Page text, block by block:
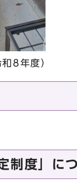
8年度）
制度」に